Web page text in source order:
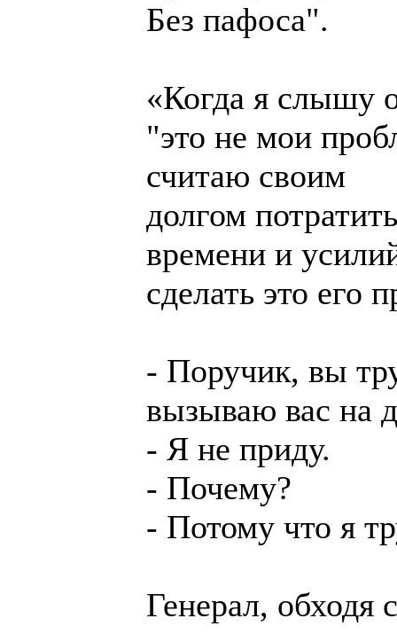
Без пафоса".
«Когда я слышу
"это не мои
считаю своим
долгом
времени и
сделать это его
- Поручик, вы
вызываю вас на
- Я не приду.
- Почему?
- Потому что я
Генерал, обходя